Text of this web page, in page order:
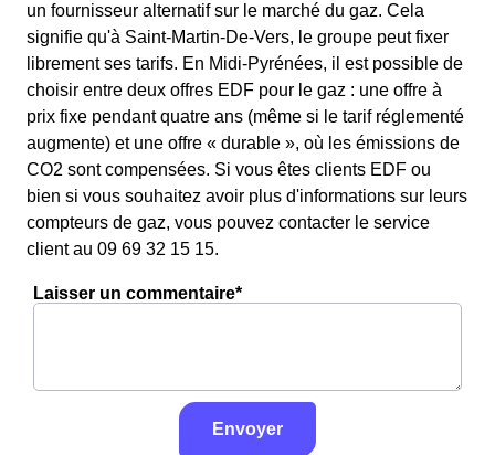
un fournisseur alternatif sur le marché du gaz. Cela
signifie qu'à Saint-Martin-De-Vers, le groupe peut fixer
librement ses tarifs. En Midi-Pyrénées, il est possible de
choisir entre deux offres EDF pour le gaz : une offre à
prix fixe pendant quatre ans (même si le tarif réglementé
augmente) et une offre « durable », où les émissions de
CO2 sont compensées. Si vous êtes clients EDF ou
bien si vous souhaitez avoir plus d'informations sur leurs
compteurs de gaz, vous pouvez contacter le service
client au 09 69 32 15 15.
Laisser un commentaire*
Envoyer